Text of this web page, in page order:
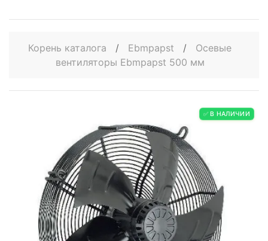
Корень каталога / Ebmpapst /
Осевые
вентиляторы Ebmpapst 500 мм
✅ В НАЛИЧИИ